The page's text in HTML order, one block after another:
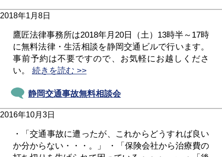
2018年1月8日
鷹匠法律事務所は2018年月20日（土）13時半～17時
に無料法律・生活相談を静岡交通ビルで行います。
事前予約は不要ですので、お気軽にお越しくださ
い。 続きを読む >>
静岡交通事故無料相談会
2016年10月3日
・「交通事故に遭ったが、これからどうすれば良い
か分からない・・・。」 ・「保険会社から治療費の